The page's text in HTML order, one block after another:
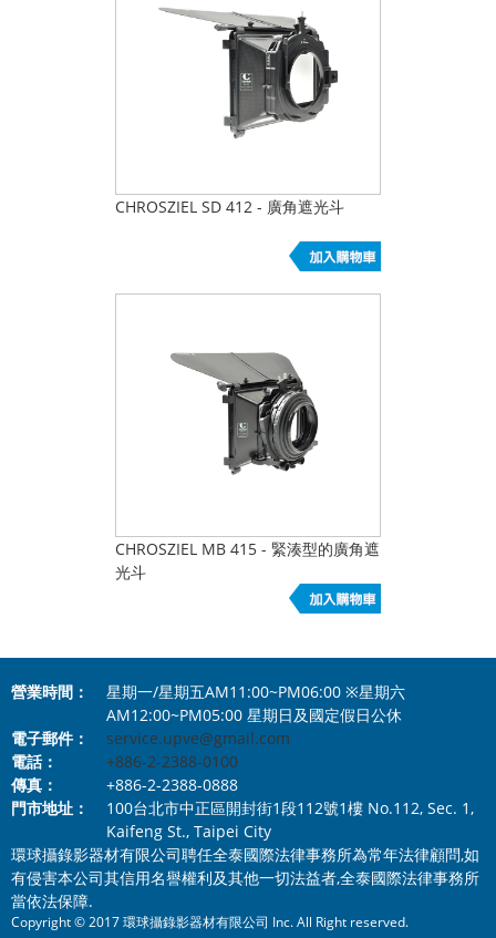
CHROSZIEL SD 412 - 廣角遮光斗
CHROSZIEL MB 415 - 緊湊型的廣角遮
光斗
營業時間：
星期一/星期五AM11:00~PM06:00 ※星期六
AM12:00~PM05:00 星期日及國定假日公休
電子郵件：
service.upve@gmail.com
電話：
+886-2-2388-0100
傳真：
+886-2-2388-0888
門市地址：
100台北市中正區開封街1段112號1樓 No.112, Sec. 1,
Kaifeng St., Taipei City
環球攝錄影器材有限公司聘任全泰國際法律事務所為常年法律顧問,如
有侵害本公司其信用名譽權利及其他一切法益者,全泰國際法律事務所
當依法保障.
Copyright © 2017 環球攝錄影器材有限公司 Inc. All Right reserved.